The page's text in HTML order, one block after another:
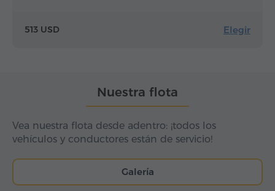
513 USD Elegir
Nuestra flota
Vea nuestra flota desde adentro: ¡todos los
vehículos y conductores están de servicio!
Galería